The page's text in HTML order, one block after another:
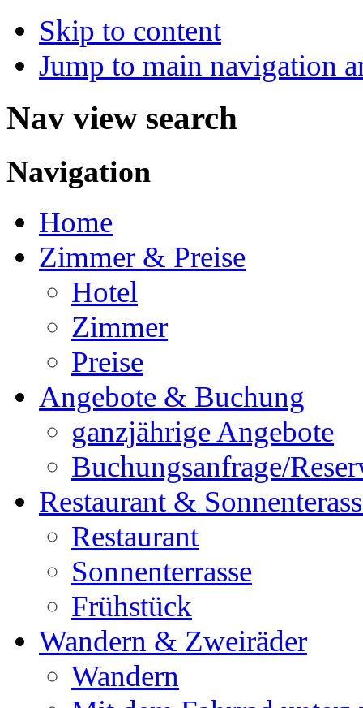
Skip to content
Jump to main navigation
Nav view search
Navigation
Home
Zimmer & Preise
Hotel
Zimmer
Preise
Angebote & Buchung
ganzjährige Angebote
Buchungsanfrage/
Restaurant &
Restaurant
Sonnenterrasse
Frühstück
Wandern & Zweiräder
Wandern